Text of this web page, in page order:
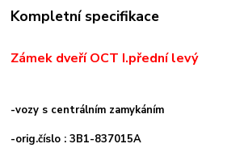
Kompletní specifikace
Zámek dveří OCT I.přední levý
-vozy s centrálním zamykáním
-orig.číslo : 3B1-837015A